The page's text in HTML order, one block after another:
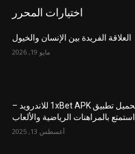
اختيارات المحرر
العلاقة الفريدة بين الإنسان والخيول
مايو 19, 2026
عنوان: تحميل تطبيق 1xBet APK للاندرويد –
استمتع بالمراهنات الرياضية والألعاب
أغسطس 13, 2025